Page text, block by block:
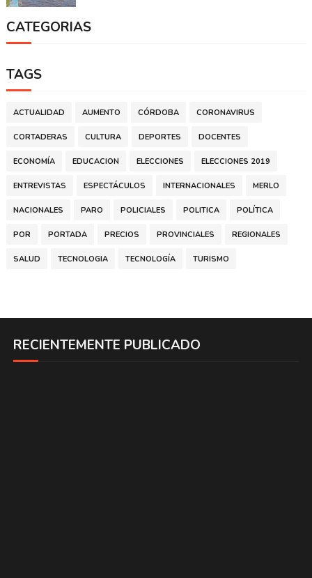
CATEGORIAS
TAGS
ACTUALIDAD AUMENTO CÓRDOBA CORONAVIRUS
CORTADERAS CULTURA DEPORTES DOCENTES
ECONOMÍA EDUCACION ELECCIONES ELECCIONES 2019
ENTREVISTAS ESPECTÁCULOS INTERNACIONALES MERLO
NACIONALES PARO POLICIALES POLITICA POLÍTICA
POR PORTADA PRECIOS PROVINCIALES REGIONALES
SALUD TECNOLOGIA TECNOLOGÍA TURISMO
RECIENTEMENTE PUBLICADO